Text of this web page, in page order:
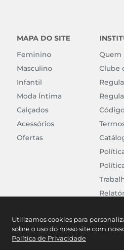
Utilizamos cookies para
sobre o uso do nosso site com
Política de Privacidade
MAPA DO SITE
Feminino
Masculino
Infantil
Moda Íntima
Calçados
Acessórios
Ofertas
Quem
Clube